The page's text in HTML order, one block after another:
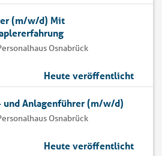
(m/w/d) Mit
Osnabrück
Heute veröffentlicht
und Anlagenführer (m/w/d)
Osnabrück
Heute veröffentlicht